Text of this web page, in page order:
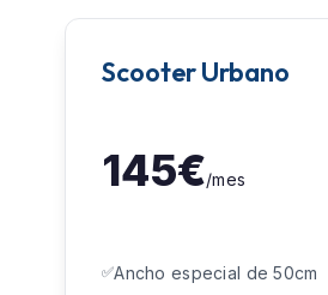
Scooter Urbano
145€/mes
Ancho especial de 50cm